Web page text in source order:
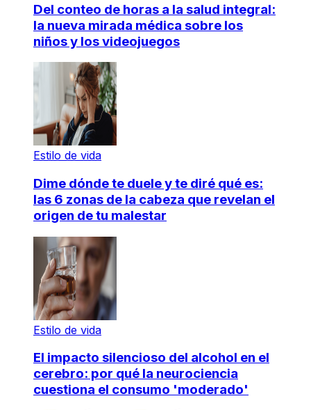
Del conteo de horas a la salud integral:
la nueva mirada médica sobre los
niños y los videojuegos
Estilo de vida
Dime dónde te duele y te diré qué es:
las 6 zonas de la cabeza que revelan el
origen de tu malestar
Estilo de vida
El impacto silencioso del alcohol en el
cerebro: por qué la neurociencia
cuestiona el consumo 'moderado'